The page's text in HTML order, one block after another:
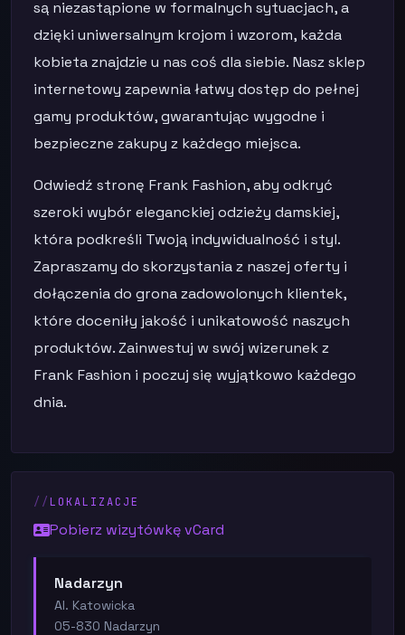
są niezastąpione w formalnych sytuacjach, a
dzięki uniwersalnym krojom i wzorom, każda
kobieta znajdzie u nas coś dla siebie. Nasz sklep
internetowy zapewnia łatwy dostęp do pełnej
gamy produktów, gwarantując wygodne i
bezpieczne zakupy z każdego miejsca.
Odwiedź stronę Frank Fashion, aby odkryć
szeroki wybór eleganckiej odzieży damskiej,
która podkreśli Twoją indywidualność i styl.
Zapraszamy do skorzystania z naszej oferty i
dołączenia do grona zadowolonych klientek,
które doceniły jakość i unikatowość naszych
produktów. Zainwestuj w swój wizerunek z
Frank Fashion i poczuj się wyjątkowo każdego
dnia.
LOKALIZACJE
Pobierz wizytówkę vCard
Nadarzyn
Al. Katowicka
05-830 Nadarzyn